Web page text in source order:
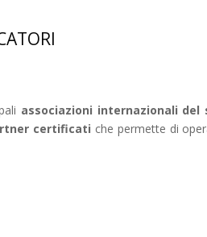
associazioni internazionali del
certificati che permette di